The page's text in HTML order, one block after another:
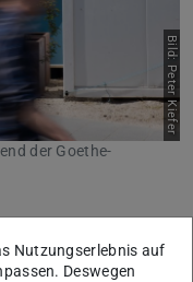
Bild: Peter Kiefer
der Goethe-
Strahlkraft weiter
Nutzungserlebnis auf
Deswegen